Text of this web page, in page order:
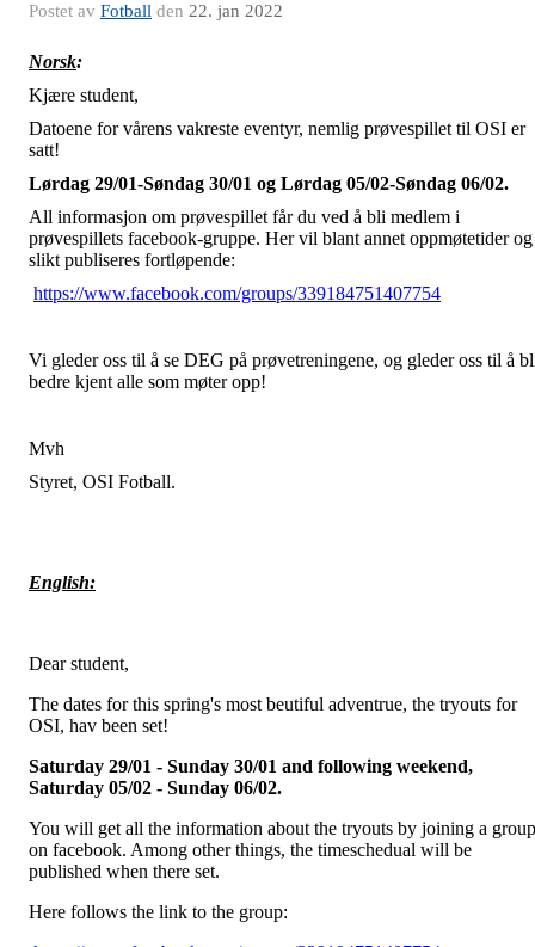
Postet av Fotball den 22. jan 2022
Norsk:
Kjære student,
Datoene for vårens vakreste eventyr, nemlig prøvespillet til OSI er
satt!
Lørdag 29/01-Søndag 30/01 og Lørdag 05/02-Søndag 06/02.
All informasjon om prøvespillet får du ved å bli medlem i
prøvespillets facebook-gruppe. Her vil blant annet oppmøtetider og
slikt publiseres fortløpende:
https://www.facebook.com/groups/339184751407754
Vi gleder oss til å se DEG på prøvetreningene, og gleder oss til å
bedre kjent alle som møter opp!
Mvh
Styret, OSI Fotball.
English:
Dear student,
The dates for this spring's most beutiful adventrue, the tryouts for
OSI, hav been set!
Saturday 29/01 - Sunday 30/01 and following weekend,
Saturday 05/02 - Sunday 06/02.
You will get all the information about the tryouts by joining a group
on facebook. Among other things, the timeschedual will be
published when there set.
Here follows the link to the group: